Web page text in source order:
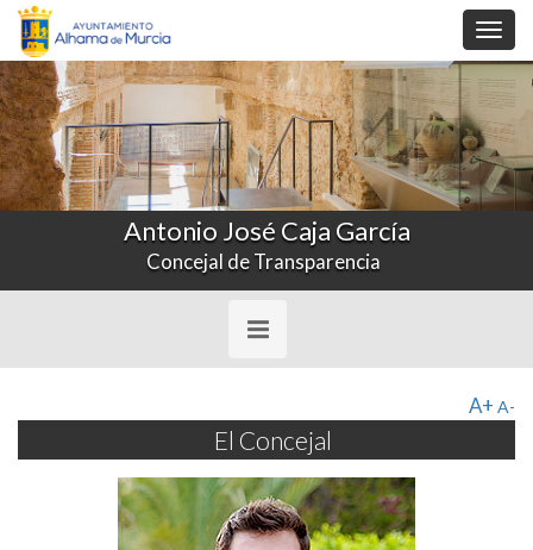
Antonio José Caja García
Concejal de Transparencia
Toggle
navigation
A+ A-
El Concejal